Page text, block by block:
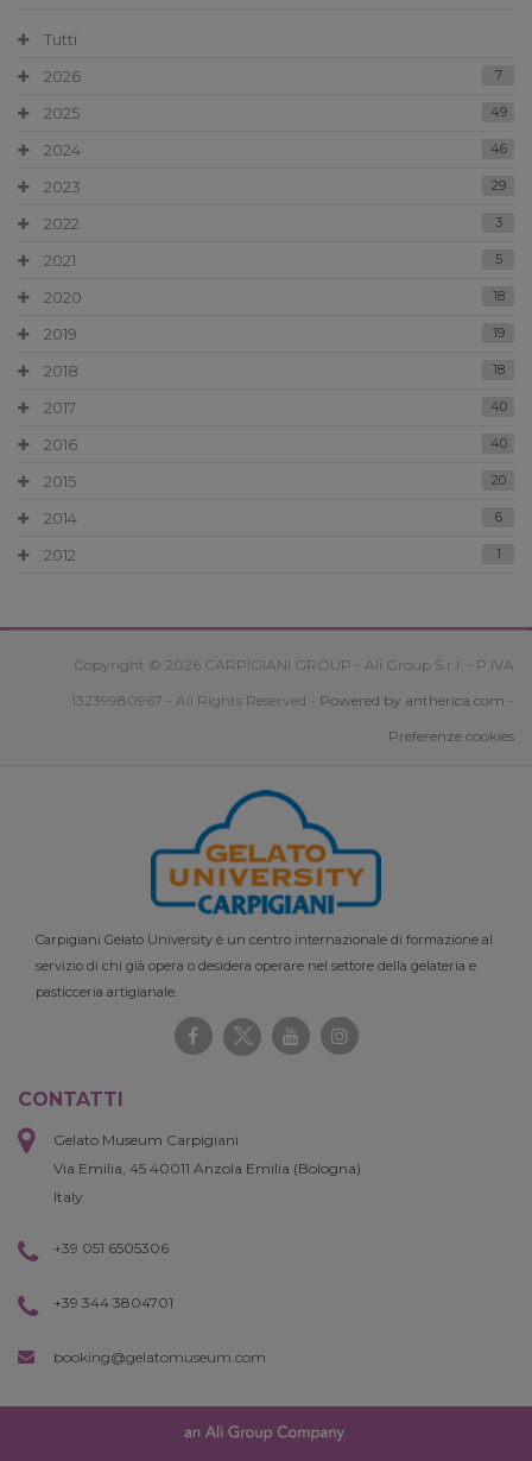
Tutti
2026
7
2025 49
2024 46
2023 29
2022 3
2021 5
2020 18
2019 19
2018 18
2017 40
2016 40
2015 20
2014 6
2012 1
Copyright © 2026 CARPIGIANI GROUP - Ali Group S.r.l. - P.IVA
13239980967 - All Rights Reserved - Powered by antherica.com -
Preferenze cookies
Carpigiani Gelato University è un centro internazionale di formazione al
servizio di chi già opera o desidera operare nel settore della gelateria e
pasticceria artigianale.
CONTATTI
Gelato Museum Carpigiani
Via Emilia, 45 40011 Anzola Emilia (Bologna)
Italy
+39 051 6505306
+39 344 3804701
booking@gelatomuseum.com